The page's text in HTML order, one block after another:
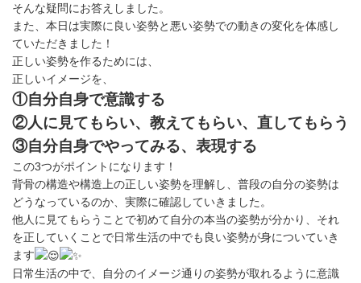
そんな疑問にお答えしました。
また、本日は実際に良い姿勢と悪い姿勢での動きの変化を体感し
ていただきました！
正しい姿勢を作るためには、
正しいイメージを、
①自分自身で意識する
②人に見てもらい、教えてもらい、直してもらう
③自分自身でやってみる、表現する
この3つがポイントになります！
背骨の構造や構造上の正しい姿勢を理解し、普段の自分の姿勢は
どうなっているのか、実際に確認していきました。
他人に見てもらうことで初めて自分の本当の姿勢が分かり、それ
を正していくことで日常生活の中でも良い姿勢が身についていき
ます
日常生活の中で、自分のイメージ通りの姿勢が取れるように意識